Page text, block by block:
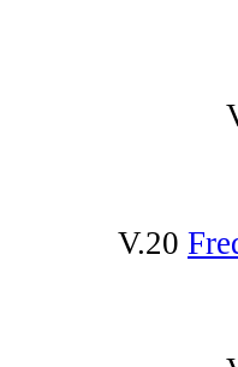
V.20